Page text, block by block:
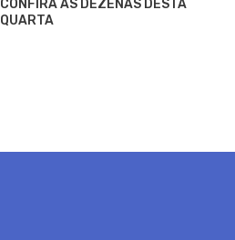
CONFIRA AS DEZENAS DESTA
QUARTA